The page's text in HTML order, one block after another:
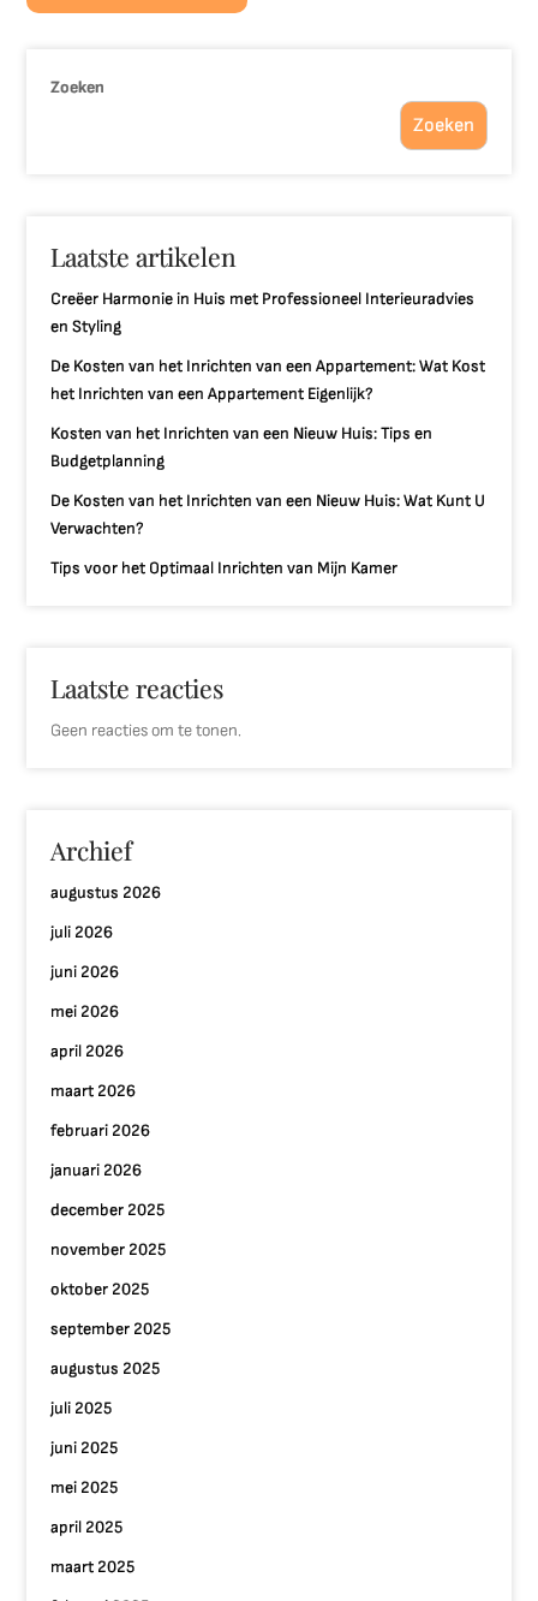
Zoeken
Zoeken
Laatste artikelen
Creëer Harmonie in Huis met Professioneel Interieuradvies
en Styling
De Kosten van het Inrichten van een Appartement: Wat Kost
het Inrichten van een Appartement Eigenlijk?
Kosten van het Inrichten van een Nieuw Huis: Tips en
Budgetplanning
De Kosten van het Inrichten van een Nieuw Huis: Wat Kunt U
Verwachten?
Tips voor het Optimaal Inrichten van Mijn Kamer
Laatste reacties
Geen reacties om te tonen.
Archief
augustus 2026
juli 2026
juni 2026
mei 2026
april 2026
maart 2026
februari 2026
januari 2026
december 2025
november 2025
oktober 2025
september 2025
augustus 2025
juli 2025
juni 2025
mei 2025
april 2025
maart 2025